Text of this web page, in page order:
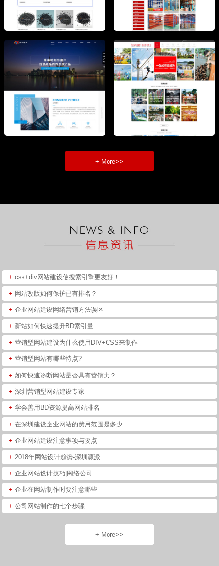
+ More>>
+ css+div网站建设使搜索引擎更友好！
+ 网站改版如何保护已有排名？
+ 企业网站建设网络营销方法误区
+ 新站如何快速提升BD索引量
+ 营销型网站建设为什么使用DIV+CSS来制作
+ 营销型网站有哪些特点?
+ 如何快速诊断网站是否具有营销力？
+ 深圳营销型网站建设专家
+ 学会善用BD资源提高网站排名
+ 在深圳建设企业网站的费用范围是多少
+ 企业网站建设注意事项与要点
+ 2018年网站设计趋势-深圳源派
+ 企业网站设计技巧|网络公司
+ 企业在网站制作时要注意哪些
+ 公司网站制作的七个步骤
+ More>>